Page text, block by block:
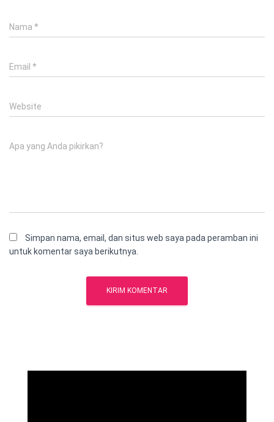
Nama *
Email *
Website
Apa yang Anda pikirkan?
Simpan nama, email, dan situs web saya pada peramban ini
untuk komentar saya berikutnya.